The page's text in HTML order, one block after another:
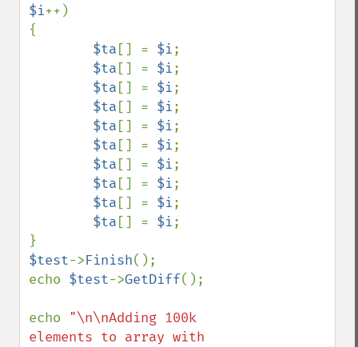
$i++)
{
$ta [] = $i;
$ta [] = $i;
$ta [] = $i;
$ta [] = $i;
$ta [] = $i;
$ta [] = $i;
$ta [] = $i;
$ta [] = $i;
$ta [] = $i;
$ta [] = $i;
$test->Finish();
echo $test->GetDiff();
echo "\n\nAdding 100k
elements to array with